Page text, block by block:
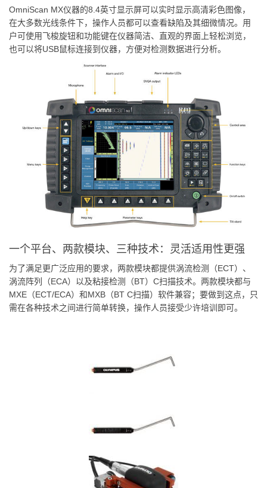
OmniScan MX仪器的8.4英寸显示屏可以实时显示高清彩色图像，
在大多数光线条件下，操作人员都可以查看缺陷及其细微情况。用
户可使用飞梭旋钮和功能键在仪器简洁、直观的界面上轻松浏览，
也可以将USB鼠标连接到仪器，方便对检测数据进行分析。
一个平台、两款模块、三种技术：灵活适用性更强
为了满足更广泛应用的要求，两款模块都提供涡流检测（ECT）、
涡流阵列（ECA）以及粘接检测（BT）C扫描技术。两款模块都与
MXE（ECT/ECA）和MXB（BT C扫描）软件兼容；要做到这点，只
需在各种技术之间进行简单转换，操作人员接受少许培训即可。